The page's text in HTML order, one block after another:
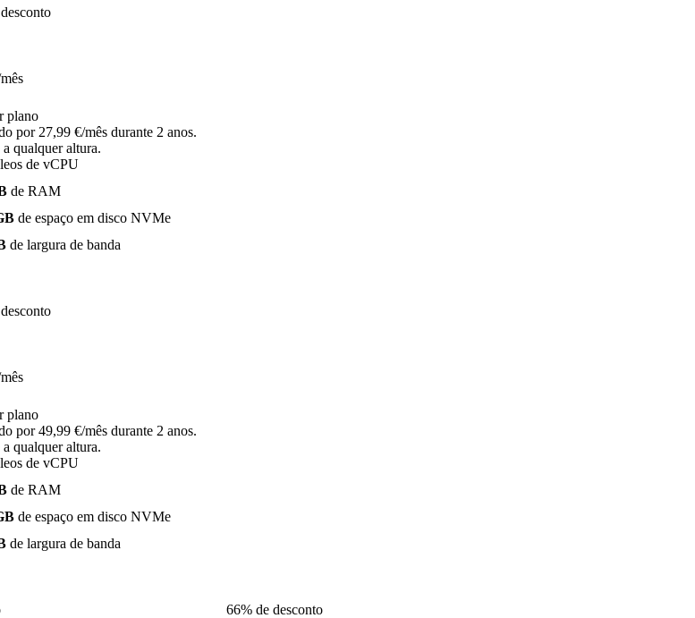
plano
por 27,99 €/mês durante 2 anos.
a qualquer altura.
de vCPU
de RAM
de espaço em disco NVMe
de largura de banda
plano
por 49,99 €/mês durante 2 anos.
a qualquer altura.
de vCPU
de RAM
de espaço em disco NVMe
de largura de banda
66% de desconto